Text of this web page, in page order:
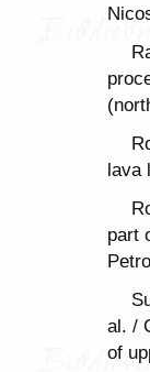
lava
part
al. /
of